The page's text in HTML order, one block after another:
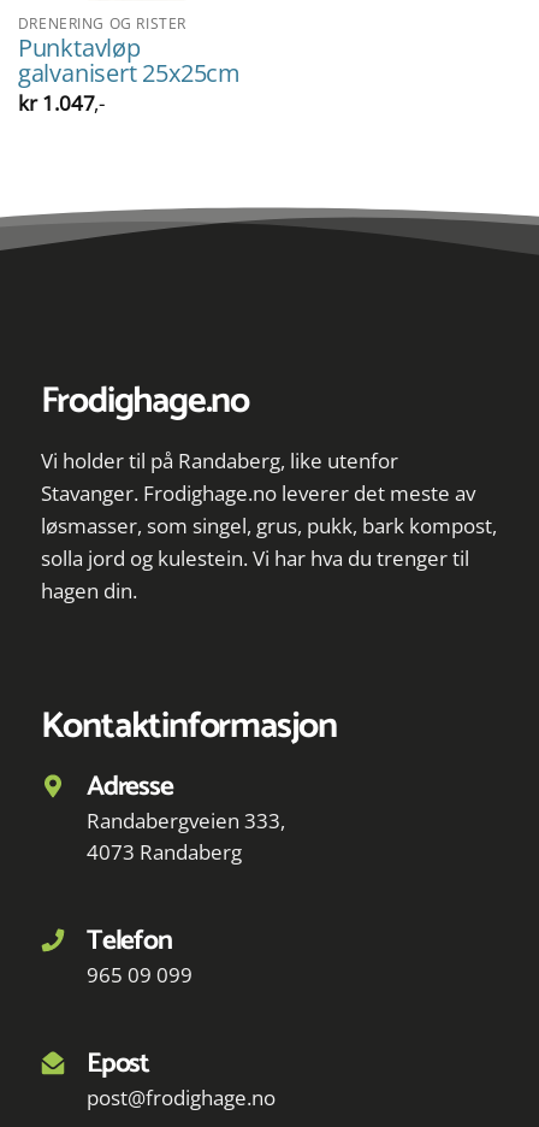
DRENERING OG RISTER
Punktavløp
galvanisert 25x25cm
kr1.047,-
Frodighage.no
Vi holder til på Randaberg, like utenfor
Stavanger. Frodighage.no leverer det meste av
løsmasser, som singel, grus, pukk, bark kompost,
solla jord og kulestein. Vi har hva du trenger til
hagen din.
Kontaktinformasjon
Adresse
Randabergveien 333,
4073 Randaberg
Telefon
965 09 099
Epost
post@frodighage.no